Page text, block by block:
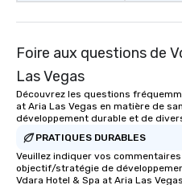
Foire aux questions de
Las Vegas
Découvrez les questions
at Aria Las Vegas en matière de
développement durable et de
PRATIQUES DURABLES
Veuillez indiquer vos
objectif/stratégie de
Vdara Hotel & Spa at Aria Las